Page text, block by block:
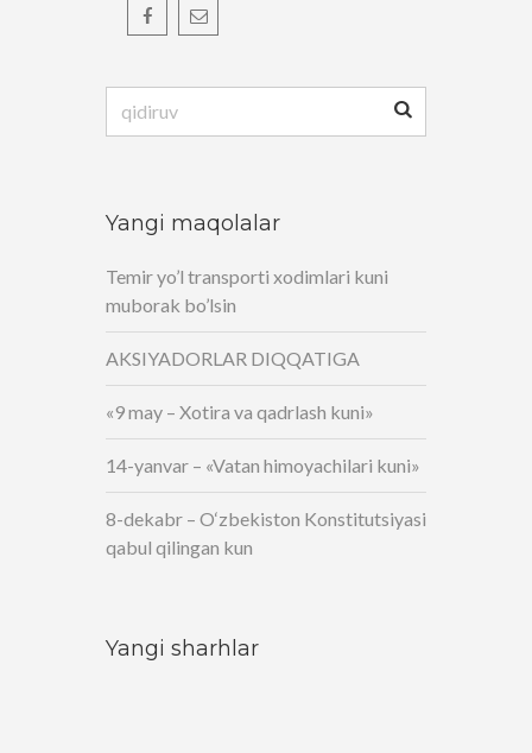
Yangi maqolalar
Temir yo’l transporti xodimlari kuni
muborak bo’lsin
AKSIYADORLAR DIQQATIGA
«9 may – Xotira va qadrlash kuni»
14-yanvar – «Vatan himoyachilari kuni»
8-dekabr – O‘zbekiston Konstitutsiyasi
qabul qilingan kun
Yangi sharhlar